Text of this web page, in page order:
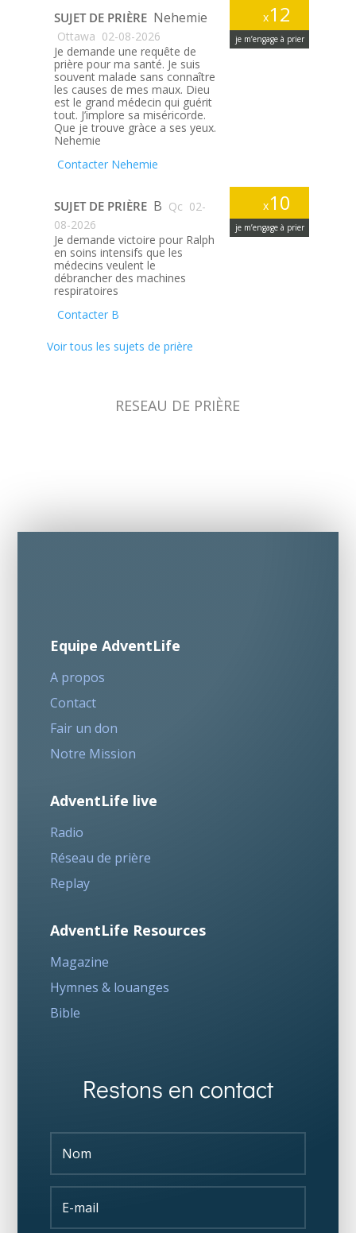
x12
je m’engage à prier
SUJET DE PRIÈRE Nehemie
Ottawa 02-08-2026
Je demande une requête de
prière pour ma santé. Je suis
souvent malade sans connaître
les causes de mes maux. Dieu
est le grand médecin qui guérit
tout. J’implore sa miséricorde.
Que je trouve gràce a ses yeux.
Nehemie
Contacter Nehemie
x10
je m’engage à prier
SUJET DE PRIÈRE B Qc 02-
08-2026
Je demande victoire pour Ralph
en soins intensifs que les
médecins veulent le
débrancher des machines
respiratoires
Contacter B
Voir tous les sujets de prière
RESEAU DE PRIÈRE
Equipe AdventLife
A propos
Contact
Fair un don
Notre Mission
AdventLife live
Radio
Réseau de prière
Replay
AdventLife Resources
Magazine
Hymnes & louanges
Bible
Restons en contact